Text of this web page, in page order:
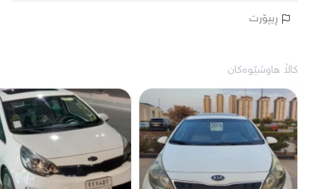
ڕیپۆرت
کاڵا هاوشێوەکان